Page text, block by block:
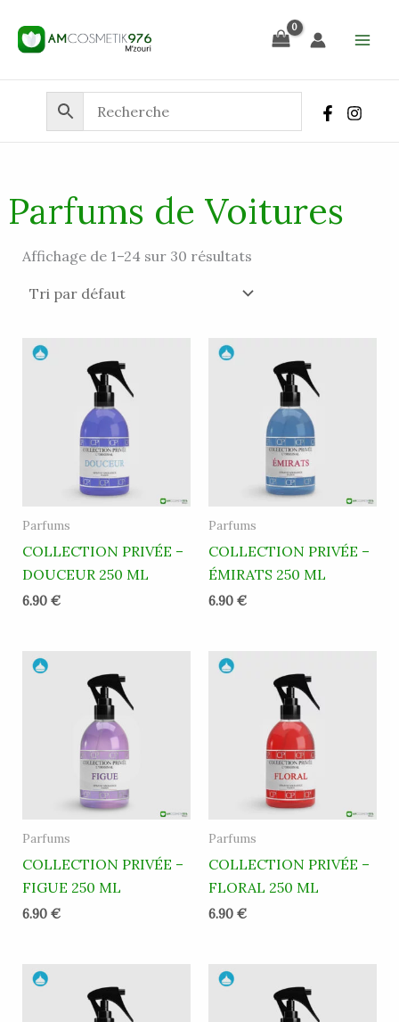
contenu
e
h
Parfums de Voitures
Affichage de 1–24 sur 30 résultats
Parfums
COLLECTION PRIVÉE –
DOUCEUR 250 ML
6.90 €
Parfums
COLLECTION PRIVÉE –
ÉMIRATS 250 ML
6.90 €
Parfums
COLLECTION PRIVÉE –
FIGUE 250 ML
6.90 €
Parfums
COLLECTION PRIVÉE –
FLORAL 250 ML
6.90 €